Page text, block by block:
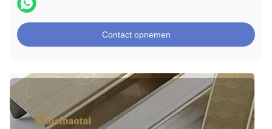
Contact opnemen